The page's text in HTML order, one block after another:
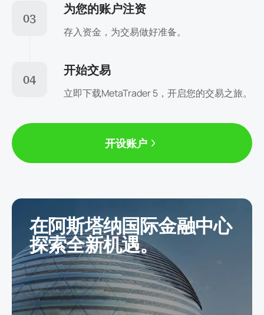
03
为您的账户注资
存入资金，为交易做好准备。
04
开始交易
立即下载MetaTrader 5，开启您的交易之旅。
开设账户
在阿斯塔纳国际金融中心
探索全新机遇。